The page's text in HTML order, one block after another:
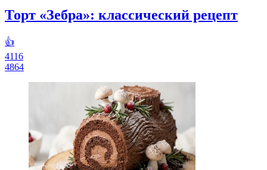
Торт «Зебра»: классический рецепт
👍
4116
4864